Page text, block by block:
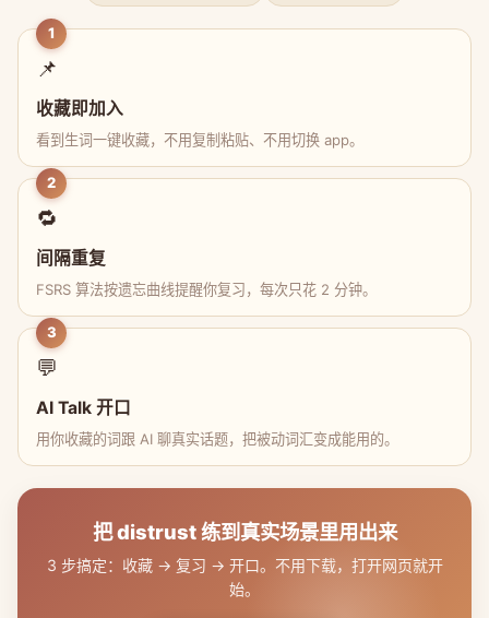
1
📌
收藏即加入
看到生词一键收藏，不用复制粘贴、不用切换 app。
2
🔁
间隔重复
FSRS 算法按遗忘曲线提醒你复习，每次只花 2 分钟。
3
💬
AI Talk 开口
用你收藏的词跟 AI 聊真实话题，把被动词汇变成能用的。
把 distrust 练到真实场景里用出来
3 步搞定：收藏 → 复习 → 开口。不用下载，打开网页就开
始。